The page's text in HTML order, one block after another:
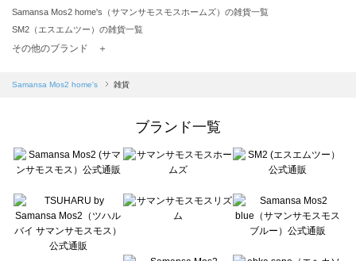
Samansa Mos2 home's（サマンサモスモスホームズ）の雑貨一覧
SM2（エスエムツー）の雑貨一覧
TSUHARU by Samansa Mos2（ツハルバイサマンサモスモス）の雑貨一覧
Samansa Mos2 blue（サマンサモスモス ブルー）の雑貨一覧
sō4ū（ソウフォーユー）の雑貨一覧
Te chichi（テチチ）の雑貨一覧
Te chichi CLASSIC（テチチ クラシック）の雑貨一覧
Lugnoncure（ルノンキュール）の雑貨一覧
BETTY'S BLUE（べティーズブルー）の雑貨一覧
Wpc.（ワールドパーティー）の雑貨一覧
その他のブランド ＋
Samansa Mos2 home's 雑貨
ブランド一覧